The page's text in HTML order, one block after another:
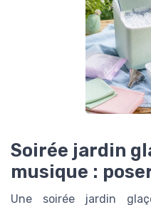
Soirée jardin
musique :
Une soirée jardin